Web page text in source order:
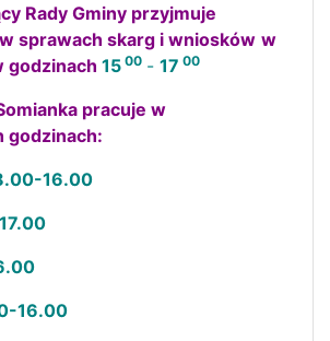
Rady Gminy przyjmuje
sprawach skarg i wniosków w
godzinach 15 00 - 17 00
pracuje w
godzinach:
16.00
16.00